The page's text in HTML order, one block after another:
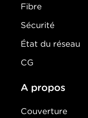
Fibre
Sécurité
État du réseau
CG
A propos
Couverture